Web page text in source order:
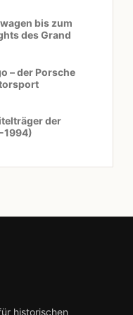
bis zum
des Grand
– der Porsche
der
1994)
historischen